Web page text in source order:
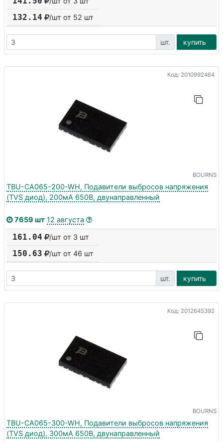
132.14 /шт от 52 шт
шт. купить
Код: 2010992464
BOURNS
TBU-CA065-200-WH, Подавители выбросов напряжения
(TVS диод), 200мА 650В, двунаправленный
7659 шт 12 августа
161.04 /шт от 3 шт
150.63 /шт от 46 шт
шт. купить
Код: 2012645392
BOURNS
TBU-CA065-300-WH, Подавители выбросов напряжения
(TVS диод), 300мА 650В, двунаправленный